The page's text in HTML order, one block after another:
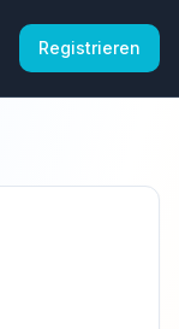
Registrieren